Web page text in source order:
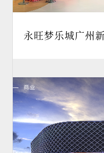
永旺梦乐城广州
商业